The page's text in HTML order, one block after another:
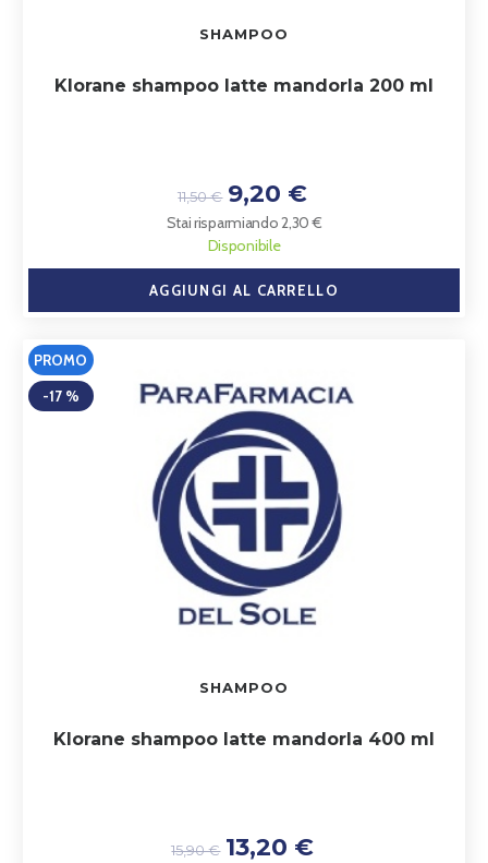
SHAMPOO
Klorane shampoo latte mandorla 200 ml
11,50 € 9,20 €
Stai risparmiando 2,30 €
Disponibile
AGGIUNGI AL CARRELLO
PROMO
-17 %
SHAMPOO
Klorane shampoo latte mandorla 400 ml
15,90 € 13,20 €